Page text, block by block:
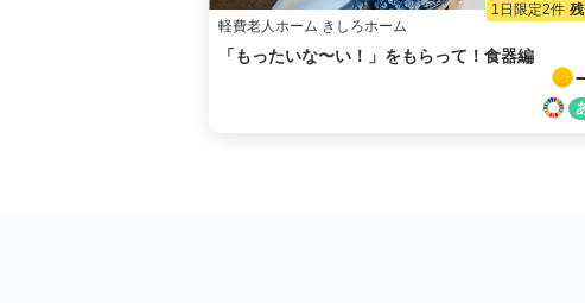
軽費老人ホーム きしろホーム
「もったいな〜い！」をもらって！食器編
1日限定2件